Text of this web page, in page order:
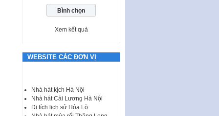
chính trong lĩnh…
triển kinh tế số và xã hội số giai
Quy định về tổ chức, hoạt động
của thôn, tổ dân phố và chế độ,
Luật Tương trợ tư pháp về dân
sự và Kế hoạch số 187KH-
UBND ngày 0752026 của
UBND…
Xem kết quả
WEBSITE CÁC ĐƠN VỊ
Nhà hát kịch Hà Nội
Nhà hát Cải Lương Hà Nội
Di tích lịch sử Hỏa Lò